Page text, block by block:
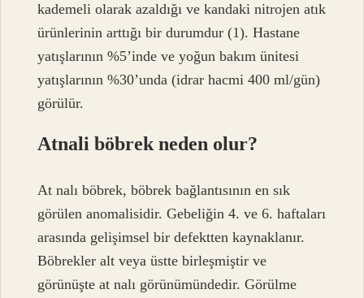
kademeli olarak azaldığı ve kandaki nitrojen atık
ürünlerinin arttığı bir durumdur (1). Hastane
yatışlarının %5’inde ve yoğun bakım ünitesi
yatışlarının %30’unda (idrar hacmi 400 ml/gün)
görülür.
Atnali böbrek neden olur?
At nalı böbrek, böbrek bağlantısının en sık
görülen anomalisidir. Gebeliğin 4. ve 6. haftaları
arasında gelişimsel bir defektten kaynaklanır.
Böbrekler alt veya üstte birleşmiştir ve
görünüşte at nalı görünümündedir. Görülme